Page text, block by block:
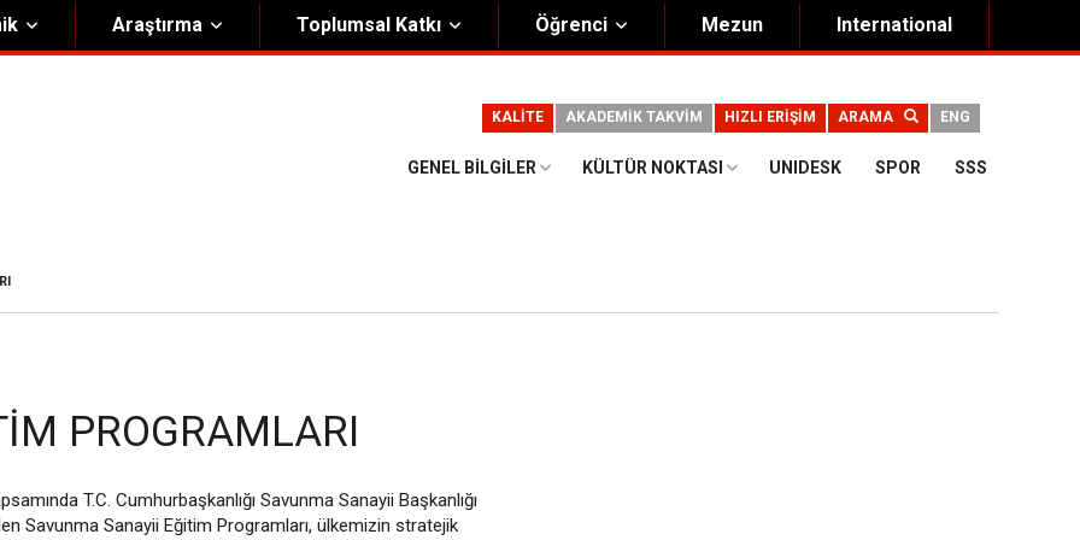
Şeması
Araştırma Toplumsal Katkı Öğrenci Mezun International
ENG
ARAMA
HIZLI ERİŞİM
AKADEMİK TAKVİM
KALİTE
GENEL BILGILER KÜLTÜR NOKTASI UNIDESK SPOR SSS
PROGRAMLARI
T.C. Cumhurbaşkanlığı Savunma Sanayii Başkanlığı
Savunma Sanayii Eğitim Programları, ülkemizin stratejik